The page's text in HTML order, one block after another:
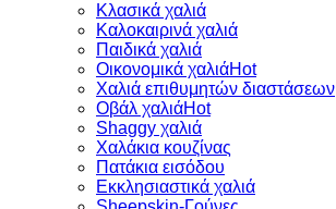
Κλασικά χαλιά
Καλοκαιρινά χαλιά
Παιδικά χαλιά
Οικονομικά χαλιά
Χαλιά επιθυμητών διαστάσεων
Οβάλ χαλιά
Shaggy χαλιά
Χαλάκια κουζίνας
Πατάκια εισόδου
Εκκλησιαστικά χαλιά